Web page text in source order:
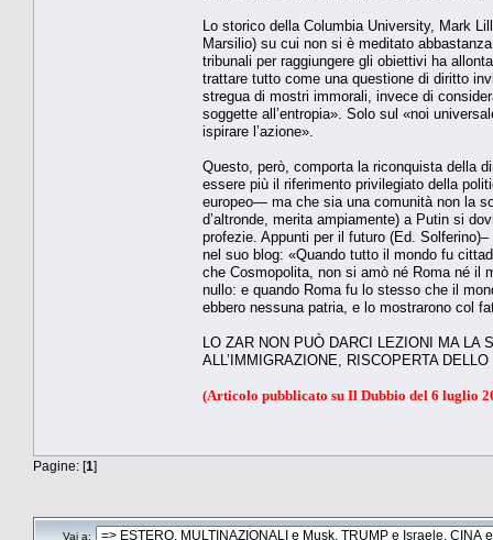
Lo storico della Columbia University, Mark
Marsilio) su cui non si è meditato
tribunali per raggiungere gli obiettivi ha
trattare tutto come una questione di diritto
stregua di mostri immorali, invece di
soggette all’entropia». Solo sul «noi
ispirare l’azione».
Questo, però, comporta la riconquista della
essere più il riferimento privilegiato della
europeo— ma che sia una comunità non la
d’altronde, merita ampiamente) a Putin si
profezie. Appunti per il futuro (Ed.
nel suo blog: «Quando tutto il mondo fu
che Cosmopolita, non si amò né Roma né il
nullo: e quando Roma fu lo stesso che il
ebbero nessuna patria, e lo mostrarono col
LO ZAR NON PUÒ DARCI LEZIONI MA LA
ALL’IMMIGRAZIONE, RISCOPERTA
(Articolo pubblicato su Il Dubbio del 6 luglio
Pagine: [1]
Vai a: